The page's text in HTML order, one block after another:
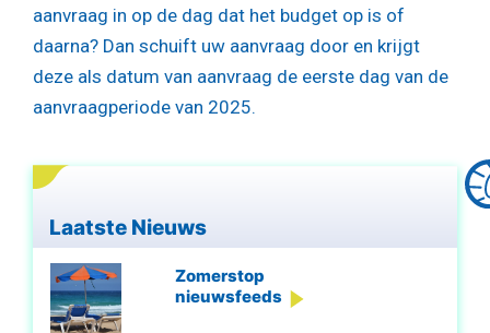
aanvraag in op de dag dat het budget op is of
daarna? Dan schuift uw aanvraag door en krijgt
deze als datum van aanvraag de eerste dag van de
aanvraagperiode van 2025.
Laatste Nieuws
Zomerstop
nieuwsfeeds